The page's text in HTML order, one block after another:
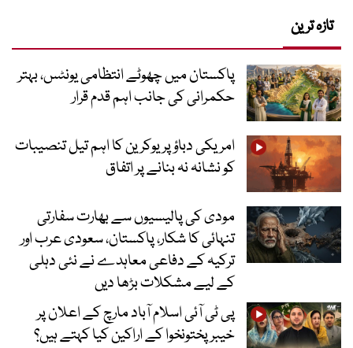
تازہ ترین
پاکستان میں چھوٹے انتظامی یونٹس، بہتر
حکمرانی کی جانب اہم قدم قرار
امریکی دباؤ پر یوکرین کا اہم تیل تنصیبات
کو نشانہ نہ بنانے پر اتفاق
مودی کی پالیسیوں سے بھارت سفارتی
تنہائی کا شکار، پاکستان، سعودی عرب اور
ترکیہ کے دفاعی معاہدے نے نئی دہلی
کے لیے مشکلات بڑھا دیں
پی ٹی آئی اسلام آباد مارچ کے اعلان پر
خیبر پختونخوا کے اراکین کیا کہتے ہیں؟